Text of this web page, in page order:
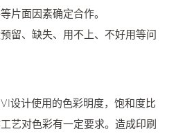
片面因素确定合作。
留、缺失、用不上、不好用等问
设计使用的色彩明度，饱和度比
艺对色彩有一定要求。造成印刷